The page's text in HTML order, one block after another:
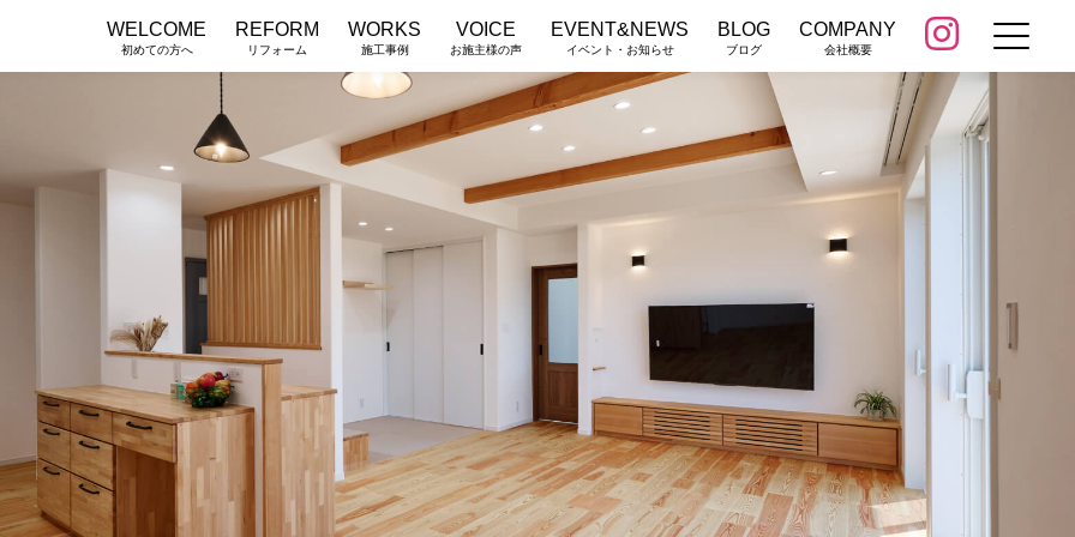
WELCOME
初めての方へ
REFORM
リフォーム
WORKS
施工事例
VOICE
お施主様の声
EVENT&NEWS
イベント・お知らせ
BLOG
ブログ
COMPANY
会社概要